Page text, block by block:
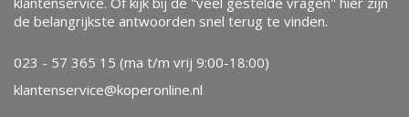
de belangrijkste antwoorden snel terug te vinden.
023 - 57 365 15 (ma t/m vrij 9:00-18:00)
klantenservice@koperonline.nl